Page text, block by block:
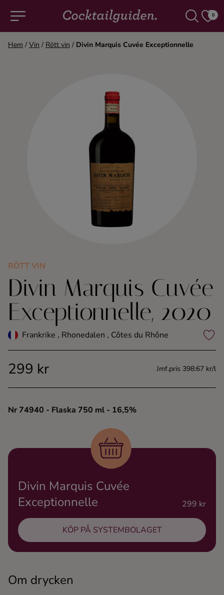
0
Alla cocktails & drinkar
Konjak
Likör
Rom
Tequila
Hem / Vin / Rött vin / Divin Marquis Cuvée Exceptionnelle
RÖTT VIN
Divin Marquis Cuvée
Exceptionnelle, 2020
Frankrike , Rhonedalen , Côtes du Rhône
299 kr Jmf.pris 398:67 kr/l
Nr 74940 - Flaska 750 ml - 16,5%
Om drycken
Divin Marquis Cuvée
Exceptionnelle
299 kr
KÖP PÅ SYSTEMBOLAGET